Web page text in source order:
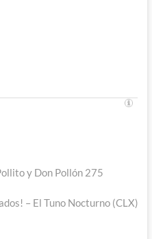
y Don Pollón 275
– El Tuno Nocturno (CLX)